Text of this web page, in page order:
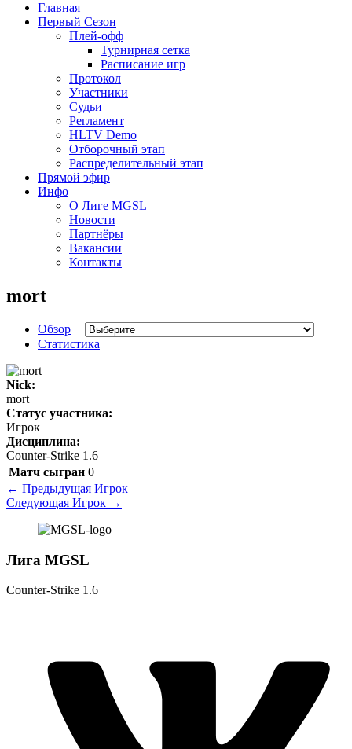
Главная
Первый Сезон
Плей-офф
Турнирная сетка
Расписание игр
Протокол
Участники
Судьи
Регламент
HLTV Demo
Отборочный этап
Распределительный этап
Прямой эфир
Инфо
О Лиге MGSL
Новости
Партнёры
Вакансии
Контакты
mort
Обзор
Статистика
Nick:
mort
Статус участника:
Игрок
Дисциплина:
Counter-Strike 1.6
Матч сыгран 0
← Предыдущая Игрок
Следующая Игрок →
Лига MGSL
Counter-Strike 1.6